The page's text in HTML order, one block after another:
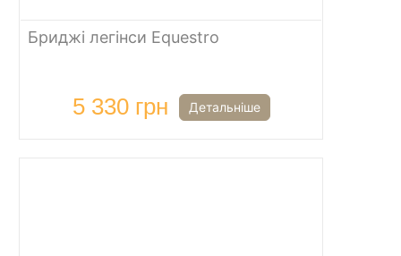
Бриджі легінси Equestro
5 330 грн Детальніше